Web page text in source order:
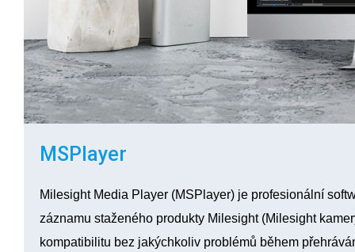
MSPlayer
Milesight Media Player (MSPlayer) je profesionální
záznamu staženého produkty Milesight (Milesight
kompatibilitu bez jakýchkoliv problémů během